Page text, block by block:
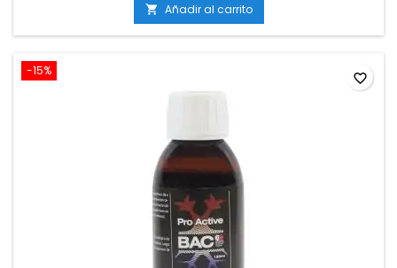
hidroponía.
 Añadir al carrito
-15% favorite_border